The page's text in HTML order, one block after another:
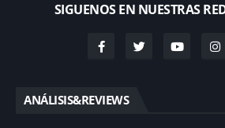
SIGUENOS EN NUESTRAS
ANÁLISIS&REVIEWS